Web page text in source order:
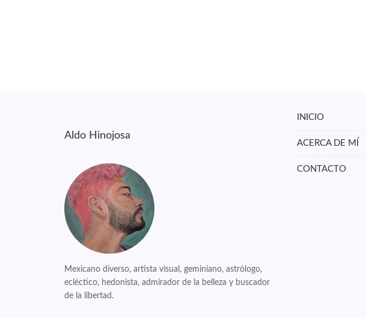
Aldo Hinojosa
Mexicano diverso, artista visual, geminiano, astrólogo,
ecléctico, hedonista, admirador de la belleza y buscador
de la libertad.
INICIO
ACERCA DE MÍ
CONTACTO